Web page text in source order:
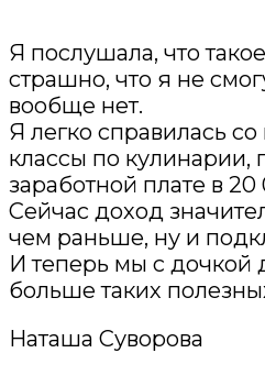
Я послушала, что
страшно, что я не
вообще нет.
Я легко справилась
классы по кулинарии,
заработной плате в
Сейчас доход
чем раньше, ну и
И теперь мы с
больше таких
Наташа Суворова